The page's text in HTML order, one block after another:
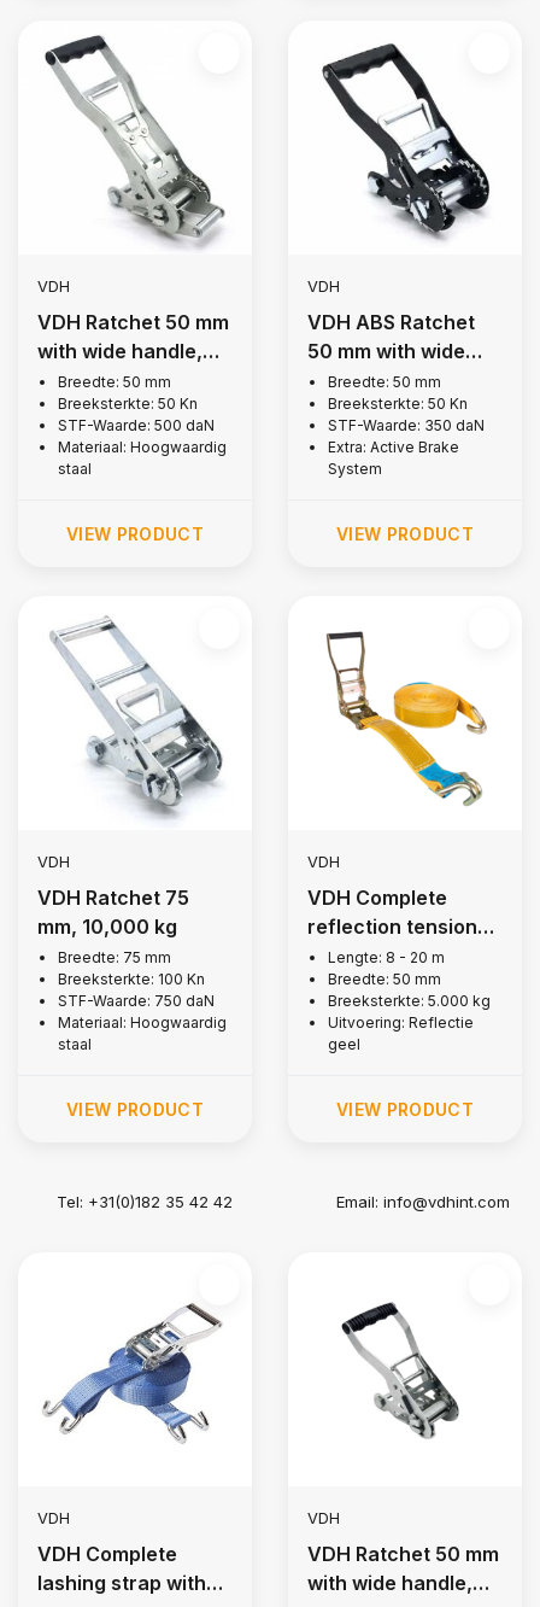
VDH
VDH Ratchet 50 mm
with wide handle,
5,000 kg
Breedte: 50 mm
Breeksterkte: 50 Kn
STF-Waarde: 500 daN
Materiaal: Hoogwaardig
staal
VIEW PRODUCT
VDH
VDH ABS Ratchet
50 mm with wide
handle, 5,000 kg
Breedte: 50 mm
Breeksterkte: 50 Kn
STF-Waarde: 350 daN
Extra: Active Brake
System
VIEW PRODUCT
VDH
VDH Ratchet 75
mm, 10,000 kg
Breedte: 75 mm
Breeksterkte: 100 Kn
STF-Waarde: 750 daN
Materiaal: Hoogwaardig
staal
VIEW PRODUCT
VDH
VDH Complete
reflection tension
strap yellow, 5,000
kg
Lengte: 8 - 20 m
Breedte: 50 mm
Breeksterkte: 5.000 kg
Uitvoering: Reflectie
geel
VIEW PRODUCT
Tel: +31(0)182 35 42 42 Email:info@vdhint.com
VDH
VDH Complete
lashing strap with
VDH
VDH Ratchet 50 mm
with wide handle,